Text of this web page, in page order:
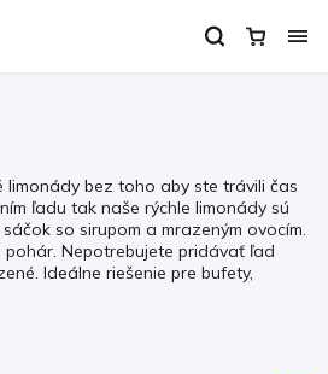
limonády bez toho aby ste trávili čas
ľadu tak naše rýchle limonády sú
so sirupom a mrazeným ovocím.
pohár. Nepotrebujete pridávať ľad
Ideálne riešenie pre bufety,